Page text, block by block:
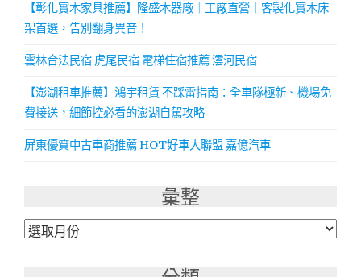
【彰化實木家具推薦】隆盛木器廠｜工廠直營｜客製化實木床
架首選，告別翻身異音！
雲林合法民宿 虎尾民宿 電梯住宿推薦 澐河民宿
【澎湖租車推薦】鴻宇租賃 不踩雷指南：全車隊極新、機場免
費接送，細節控必看的澎湖自駕攻略
屏東優質中古車商推薦 HOT好車大聯盟 嘉億汽車
彙整
彙